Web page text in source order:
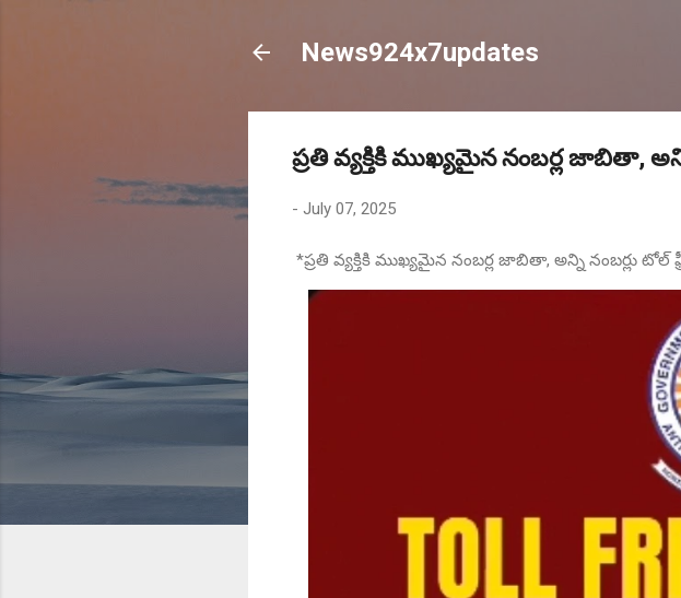
News924x7updates
ప్రతి వ్యక్తికి ముఖ్యమైన నంబర్ల జాబితా,
- July 07, 2025
*ప్రతి వ్యక్తికి ముఖ్యమైన నంబర్ల జాబితా, అన్ని నంబర్లు టోల్